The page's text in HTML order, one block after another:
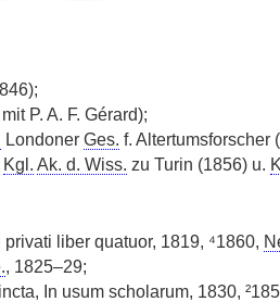
P. A. F. Gérard);
Londoner Ges. f. Altertumsforscher
Kgl. Ak. d. Wiss. zu Turin (1856) u.
liber quatuor, 1819, ⁴1860,
, 1825–29;
In usum scholarum, 1830,